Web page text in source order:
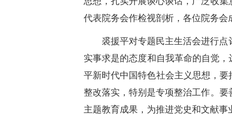
代表院务会作检视剖析，各位院务会
裘援平对专题民主生活会进行
实事求是的态度和自我革命的自觉
平新时代中国特色社会主义思想，
整改落实，特别是专项整治工作。
主题教育成果，为推进党史和文献事